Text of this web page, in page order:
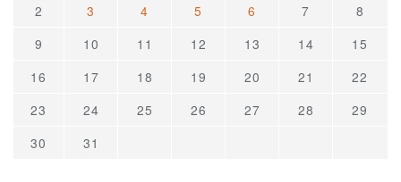
2
3 4 5 6 7
8
9
10 11 12 13 14
15
16
17 18 19 20 21
22
23
24 25 26 27 28
29
30
31